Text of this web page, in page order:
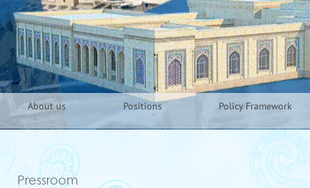
About us Positions Policy Framework
Pressroom